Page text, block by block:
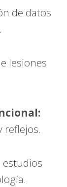
de datos
lesiones
reflejos.
estudios